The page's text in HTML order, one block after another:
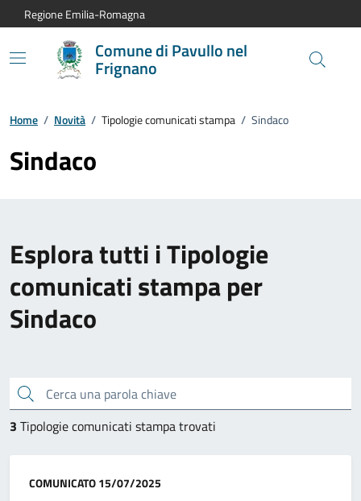
Vai al contenuto principale
Vai alla navigazione del sito
Vai al piede di pagina
Regione Emilia-Romagna
Comune di Pavullo nel
Frignano
Home / Novità / Tipologie comunicati stampa / Sindaco
Sindaco
Esplora tutti i Tipologie
comunicati stampa per
Sindaco
Cerca una parola chiave
3 Tipologie comunicati stampa trovati
Categoria:
COMUNICATO15/07/2025